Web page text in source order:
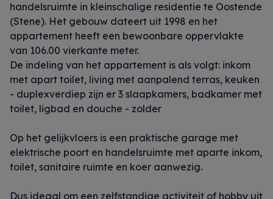
handelsruimte in kleinschalige residentie te Oostende
(Stene). Het gebouw dateert uit 1998 en het
appartement heeft een bewoonbare oppervlakte
van 106.00 vierkante meter.
De indeling van het appartement is als volgt: inkom
met apart toilet, living met aanpalend terras, keuken
- duplexverdiep zijn er 3 slaapkamers, badkamer met
toilet, ligbad en douche - zolder
Op het gelijkvloers is een praktische garage met
elektrische poort en handelsruimte met aparte inkom,
toilet, sanitaire ruimte en koer aanwezig.
Dus ideaal om een zelfstandige activiteit of hobby uit